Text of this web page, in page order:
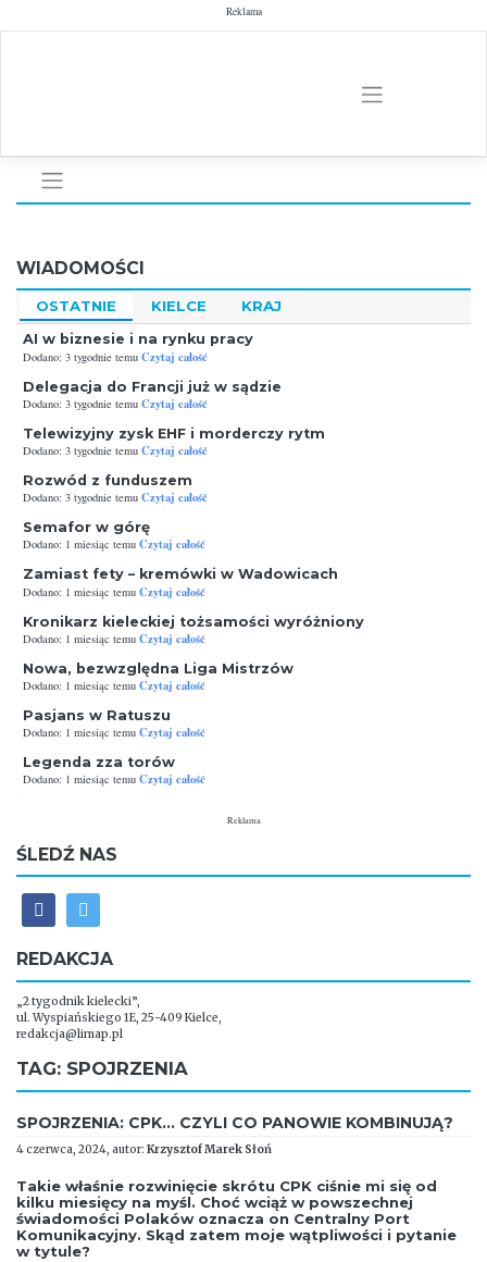
to
Reklama
TAG: SPOJRZENIA
SPOJRZENIA: CPK… CZYLI CO PANOWIE KOMBINUJĄ?
4 czerwca, 2024, autor: Krzysztof Marek Słoń
Takie właśnie rozwinięcie skrótu CPK ciśnie mi się od
kilku miesięcy na myśl. Choć wciąż w powszechnej
świadomości Polaków oznacza on Centralny Port
Komunikacyjny. Skąd zatem moje wątpliwości i pytanie
w tytule?
WIADOMOŚCI
OSTATNIE KIELCE KRAJ
AI w biznesie i na rynku pracy
Dodano: 3 tygodnie temu Czytaj całość
Delegacja do Francji już w sądzie
Dodano: 3 tygodnie temu Czytaj całość
Telewizyjny zysk EHF i morderczy rytm
Dodano: 3 tygodnie temu Czytaj całość
Rozwód z funduszem
Dodano: 3 tygodnie temu Czytaj całość
Semafor w górę
Dodano: 1 miesiąc temu Czytaj całość
Zamiast fety – kremówki w Wadowicach
Dodano: 1 miesiąc temu Czytaj całość
Kronikarz kieleckiej tożsamości wyróżniony
Dodano: 1 miesiąc temu Czytaj całość
Nowa, bezwzględna Liga Mistrzów
Dodano: 1 miesiąc temu Czytaj całość
Pasjans w Ratuszu
Dodano: 1 miesiąc temu Czytaj całość
Legenda zza torów
Dodano: 1 miesiąc temu Czytaj całość
Reklama
ŚLEDŹ NAS
REDAKCJA
„2 tygodnik kielecki”,
ul. Wyspiańskiego 1E, 25-409 Kielce,
redakcja@limap.pl